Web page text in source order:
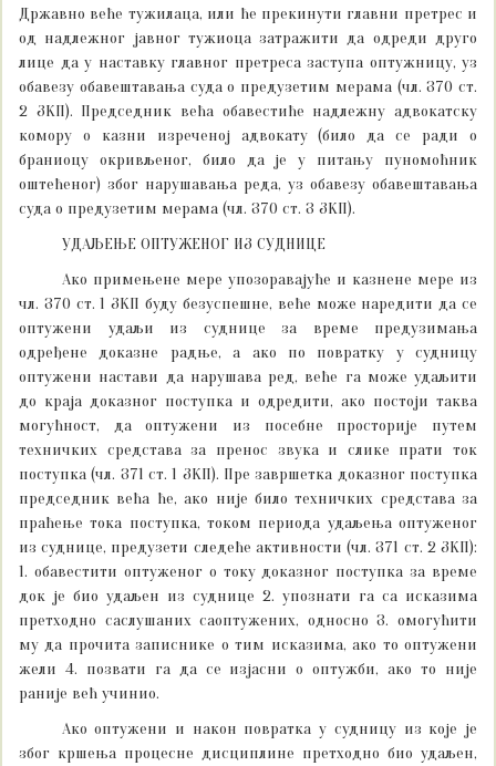
Државно веће тужилаца, или ће прекинути главни претрес и
од надлежног јавног тужиоца затражити да одреди друго
лице да у наставку главног претреса заступа оптужницу, уз
обавезу обавештавања суда о предузетим мерама (чл. 370 ст.
2 ЗКП). Председник већа обавестиће надлежну адвокатску
комору о казни изреченој адвокату (било да се ради о
браниоцу окривљеног, било да је у питању пуномоћник
оштећеног) због нарушавања реда, уз обавезу обавештавања
суда о предузетим мерама (чл. 370 ст. 3 ЗКП).
УДАЉЕЊЕ ОПТУЖЕНОГ ИЗ СУДНИЦЕ
Ако примењене мере упозоравајуће и казнене мере из
чл. 370 ст. 1 ЗКП буду безуспешне, веће може наредити да се
оптужени удаљи из суднице за време предузимања
одређене доказне радње, а ако по повратку у судницу
оптужени настави да нарушава ред, веће га може удаљити
до краја доказног поступка и одредити, ако постоји таква
могућност, да оптужени из посебне просторије путем
техничких средстава за пренос звука и слике прати ток
поступка (чл. 371 ст. 1 ЗКП). Пре завршетка доказног поступка
председник већа ће, ако није било техничких средстава за
праћење тока поступка, током периода удаљења оптуженог
из суднице, предузети следеће активности (чл. 371 ст. 2 ЗКП):
1. обавестити оптуженог о току доказног поступка за време
док је био удаљен из суднице 2. упознати га са исказима
претходно саслушаних саоптужених, односно 3. омогућити
му да прочита записнике о тим исказима, ако то оптужени
жели 4. позвати га да се изјасни о оптужби, ако то није
раније већ учинио.
Ако оптужени и након повратка у судницу из које је
због кршења процесне дисциплине претходно био удаљен,